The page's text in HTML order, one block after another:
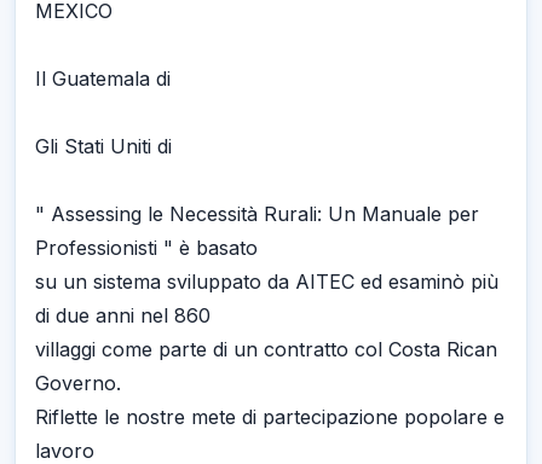
MEXICO
Il Guatemala di
Gli Stati Uniti di
" Assessing le Necessità Rurali: Un Manuale per
Professionisti " è basato
su un sistema sviluppato da AITEC ed esaminò più
di due anni nel 860
villaggi come parte di un contratto col Costa Rican
Governo.
Riflette le nostre mete di partecipazione popolare e
lavoro